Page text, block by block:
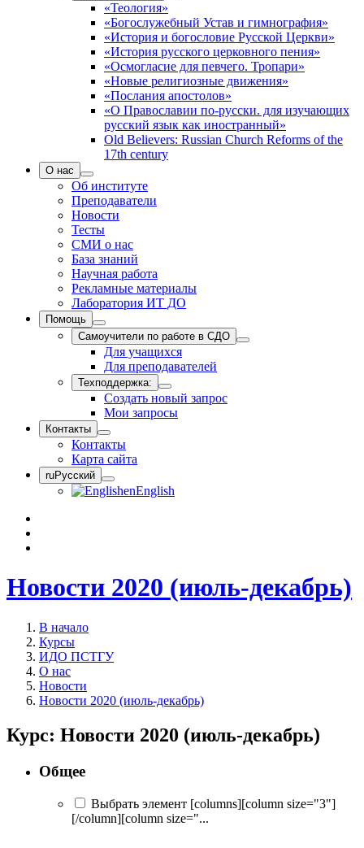
«Теология»
«Богослужебный Устав и гимнография»
«История и богословие Русской Церкви»
«История русского церковного пения»
«Осмогласие для певчего. Тропари»
«Новые религиозные движения»
«Послания апостолов»
«О Православии по-русски. для изучающих
русский язык как иностранный»
Old Believers: Russian Church Reforms of the
17th century
О нас
Об институте
Преподаватели
Новости
Тесты
СМИ о нас
База знаний
Научная работа
Рекламные материалы
Лаборатория ИТ ДО
Помощь
Самоучители по работе в СДО
Для учащихся
Для преподавателей
Техподдержка:
Создать новый запрос
Мои запросы
Контакты
Контакты
Карта сайта
ruРусский
enEnglish
Новости 2020 (июль-декабрь)
В начало
Курсы
ИДО ПСТГУ
О нас
Новости
Новости 2020 (июль-декабрь)
Курс: Новости 2020 (июль-декабрь)
Общее
Выбрать элемент [columns][column size="3"]
[/column][column size="...